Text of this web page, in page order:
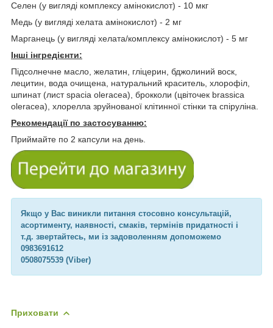
Селен (у вигляді комплексу амінокислот) - 10 мкг
Медь (у вигляді хелата амінокислот) - 2 мг
Марганець (у вигляді хелата/комплексу амінокислот) - 5 мг
Інші інгредієнти:
Підсолнечне масло, желатин, гліцерин, бджолиний воск,
лецитин, вода очищена, натуральний краситель, хлорофіл,
шпинат (лист spacia oleracea), брокколи (цвіточек brassica
oleracea), хлорелла зруйнованої клітинної стінки та спіруліна.
Рекомендації по застосуванню:
Приймайте по 2 капсули на день.
Якщо у Вас виникли питання стосовно консультацій,
асортименту, наявності, смаків, термінів придатності і
т.д. звертайтесь, ми із задоволенням допоможемо
0983691612
0508075539 (Viber)
Приховати